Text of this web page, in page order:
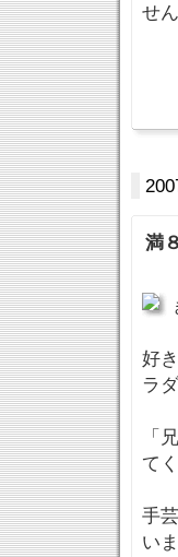
せ
満
好
ラ
「
て
手
い